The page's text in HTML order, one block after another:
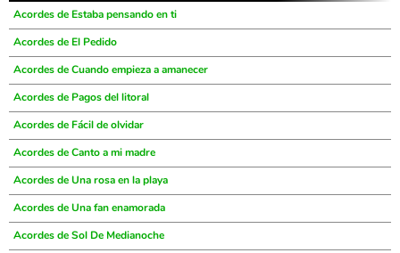
Acordes de Estaba pensando en ti
Acordes de El Pedido
Acordes de Cuando empieza a amanecer
Acordes de Pagos del litoral
Acordes de Fácil de olvidar
Acordes de Canto a mi madre
Acordes de Una rosa en la playa
Acordes de Una fan enamorada
Acordes de Sol De Medianoche